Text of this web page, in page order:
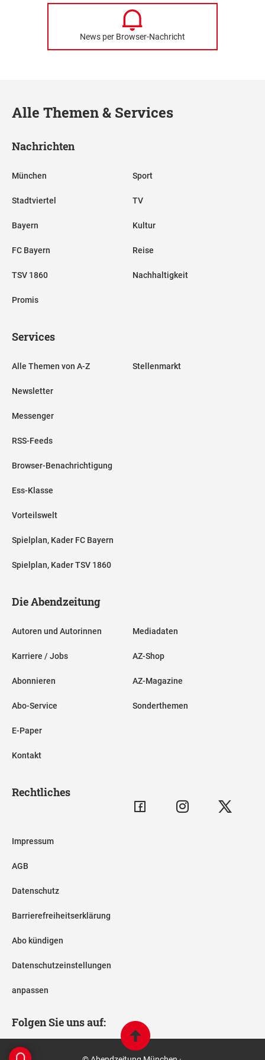
News per Browser-Nachricht
Alle Themen & Services
Nachrichten
München
Stadtviertel
Bayern
FC Bayern
TSV 1860
Promis
Sport
TV
Kultur
Reise
Nachhaltigkeit
Services
Alle Themen von A-Z
Newsletter
Messenger
RSS-Feeds
Browser-Benachrichtigung
Ess-Klasse
Vorteilswelt
Spielplan, Kader FC Bayern
Spielplan, Kader TSV 1860
Stellenmarkt
Die Abendzeitung
Autoren und Autorinnen
Karriere / Jobs
Abonnieren
Abo-Service
E-Paper
Kontakt
Mediadaten
AZ-Shop
AZ-Magazine
Sonderthemen
Rechtliches
Impressum
AGB
Datenschutz
Barrierefreiheitserklärung
Abo kündigen
Datenschutzeinstellungen
anpassen
Folgen Sie uns auf: